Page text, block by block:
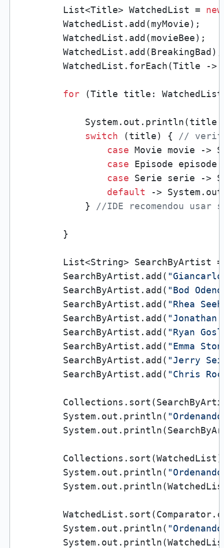
        List<Title> WatchedList =
new
        WatchedList.add(myMovie);
        WatchedList.add(movieBee);
        WatchedList.add(BreakingBad);
WatchedList.forEach(Title ->
for (Title title:
switch (title) { //
case Movie movie ->
case Episode
case Serie serie ->
default ->
            }
//IDE recomendou usar
        }
List<String> SearchByArtist
        SearchByArtist.add(
        SearchByArtist.add(
"Bod
        SearchByArtist.add(
"Rhea
        SearchByArtist.add(
"Jonathan
        SearchByArtist.add(
"Ryan
        SearchByArtist.add(
"Emma
        SearchByArtist.add(
"Jerry
        SearchByArtist.add(
"Chris
        System.out.println(
        System.out.println(
        System.out.println(